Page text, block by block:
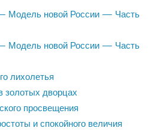
Модель новой России — Часть
Модель новой России — Часть
лихолетья
золотых дворцах
просвещения
и спокойного величия